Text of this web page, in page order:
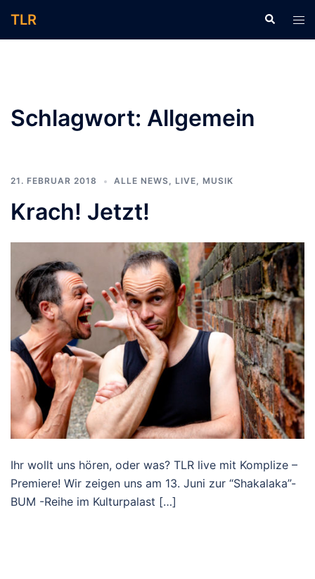
Inhalt
TLR Suche
Schlagwort: Allgemein
21. FEBRUAR 2018 ALLE NEWS, LIVE, MUSIK
Krach! Jetzt!
Ihr wollt uns hören, oder was? TLR live mit Komplize –
Premiere! Wir zeigen uns am 13. Juni zur “Shakalaka”-
BUM -Reihe im Kulturpalast […]